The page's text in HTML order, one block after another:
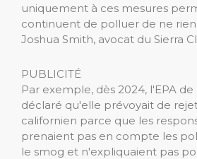
uniquement à ces mesures
continuent de polluer de ne
Joshua Smith, avocat du Sierra
PUBLICITÉ
Par exemple, dès 2024, l'EPA
déclaré qu'elle prévoyait de
californien parce que les
prenaient pas en compte les
le smog et n'expliquaient pas